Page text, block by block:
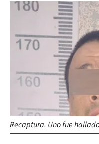
Recaptura. Uno fue